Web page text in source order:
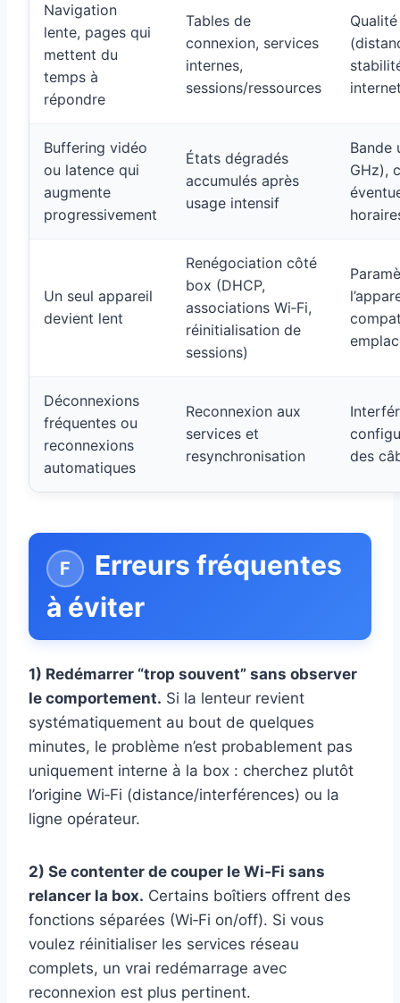
Navigation
lente, pages qui
mettent du
temps à
répondre
Tables de
connexion, services
internes,
sessions/ressources
Qualité
Buffering vidéo
ou latence qui
augmente
progressivement
États dégradés
accumulés après
usage intensif
Bande
GHz),
Un seul appareil
devient lent
Renégociation côté
box (DHCP,
associations Wi‑Fi,
réinitialisation de
sessions)
Déconnexions
fréquentes ou
reconnexions
automatiques
Reconnexion aux
services et
resynchronisation
des
Erreurs fréquentes
à éviter
1) Redémarrer “trop souvent” sans observer
le comportement. Si la lenteur revient
systématiquement au bout de quelques
minutes, le problème n’est probablement pas
uniquement interne à la box : cherchez plutôt
l’origine Wi‑Fi (distance/interférences) ou la
ligne opérateur.
2) Se contenter de couper le Wi‑Fi sans
relancer la box. Certains boîtiers offrent des
fonctions séparées (Wi‑Fi on/off). Si vous
voulez réinitialiser les services réseau
complets, un vrai redémarrage avec
reconnexion est plus pertinent.